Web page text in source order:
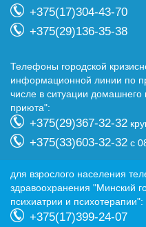
+375(17)304-43-70
+375(29)136-35-38
Телефоны городской
информационной линии по
числе в ситуации домашнего
приюта":
+375(29)367-32-32
+375(33)603-32-32 с
для взрослого населения
здравоохранения "Минский
психиатрии и психотерапии":
+375(17)399-24-07